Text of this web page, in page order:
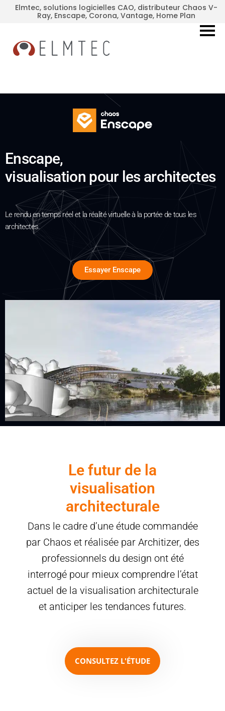
Elmtec, solutions logicielles CAO, distributeur Chaos V-
Ray, Enscape, Corona, Vantage, Home Plan
Enscape,
visualisation pour les architectes
Le rendu en temps réel et la réalité virtuelle à la portée de tous les
architectes.
Essayer Enscape
Le futur de la
visualisation
architecturale
Dans le cadre d’une étude commandée
par Chaos et réalisée par Architizer, des
professionnels du design ont été
interrogé pour mieux comprendre l’état
actuel de la visualisation architecturale
et anticiper les tendances futures.
CONSULTEZ L'ÉTUDE